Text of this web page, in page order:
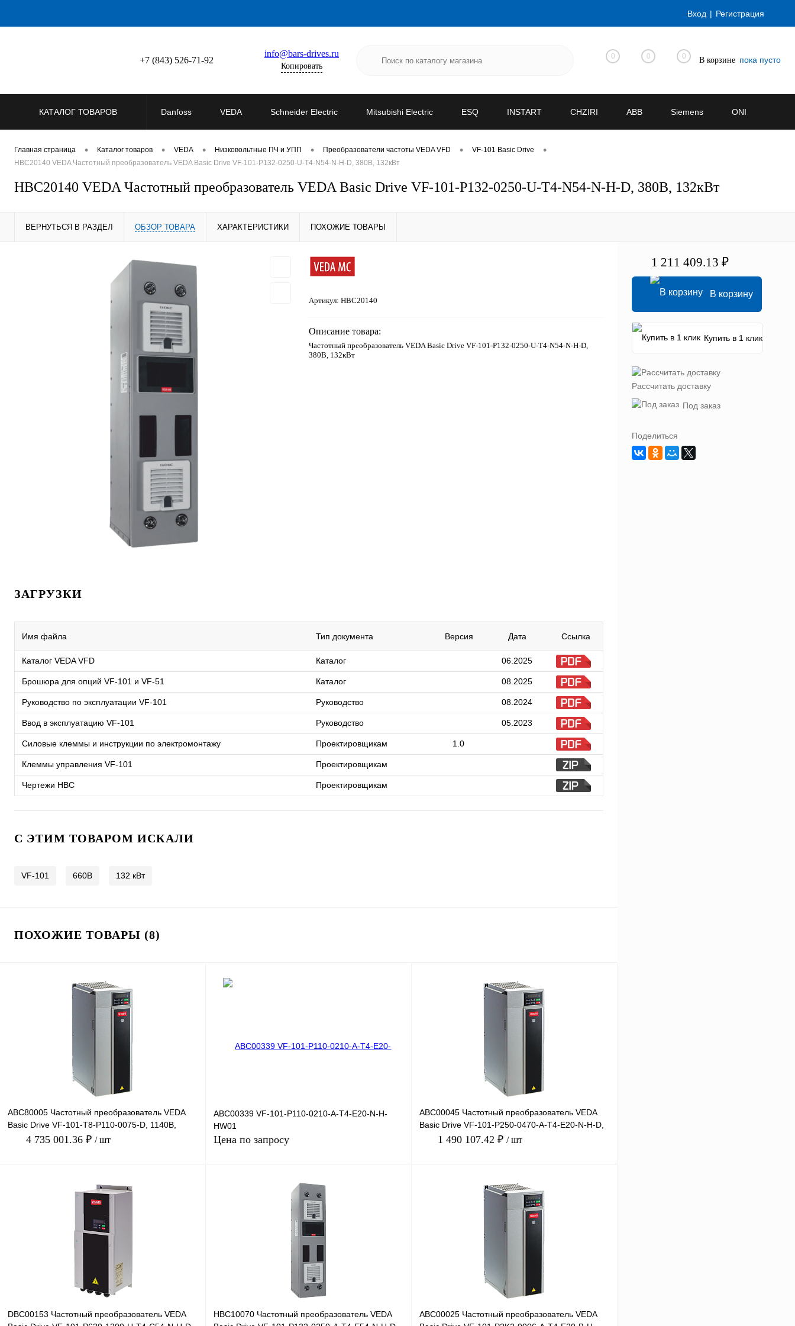
Вход Регистрация
+7 (843) 526-71-92
info@bars-drives.ru
Копировать
0 0 0 В корзине пока пусто
КАТАЛОГ ТОВАРОВ Danfoss VEDA Schneider Electric Mitsubishi Electric ESQ INSTART CHZIRI ABB Siemens ONI
Главная страница • Каталог товаров • VEDA • Низковольтные ПЧ и УПП • Преобразователи частоты VEDA VFD • VF-101 Basic Drive •
HBC20140 VEDA Частотный преобразователь VEDA Basic Drive VF-101-P132-0250-U-T4-N54-N-H-D, 380В, 132кВт
HBC20140 VEDA Частотный преобразователь VEDA Basic Drive VF-101-P132-0250-U-T4-N54-N-H-D, 380В, 132кВт
ВЕРНУТЬСЯ В РАЗДЕЛ ОБЗОР ТОВАРА ХАРАКТЕРИСТИКИ ПОХОЖИЕ ТОВАРЫ
Артикул: HBC20140
Описание товара:
Частотный преобразователь VEDA Basic Drive VF-101-P132-0250-U-T4-N54-N-H-D,
380В, 132кВт
ЗАГРУЗКИ
Имя файла Тип документа Версия Дата Ссылка
Каталог VEDA VFD Каталог 06.2025
Брошюра для опций VF-101 и VF-51 Каталог 08.2025
Руководство по эксплуатации VF-101 Руководство 08.2024
Ввод в эксплуатацию VF-101 Руководство 05.2023
Силовые клеммы и инструкции по электромонтажу Проектировщикам 1.0
Клеммы управления VF-101 Проектировщикам
Чертежи HBC Проектировщикам
C ЭТИМ ТОВАРОМ ИСКАЛИ
VF-101 660В 132 кВт
ПОХОЖИЕ ТОВАРЫ (8)
ABC80005 Частотный преобразователь VEDA
Basic Drive VF-101-T8-P110-0075-D, 1140В,
110кВт, 75А
4 735 001.36 ₽ / шт
В корзину
ABC00339 VF-101-P110-0210-A-T4-E20-N-H-
HW01
Цена по запросу
Запросить цену
Сравнение
ABC00045 Частотный преобразователь VEDA
Basic Drive VF-101-P250-0470-A-T4-E20-N-H-D,
380В, 250кВт, 4
1 490 107.42 ₽ / шт
В корзину
Сравнение
DBC00153 Частотный преобразователь VEDA
HBC10070 Частотный преобразователь VEDA
ABC00025 Частотный преобразователь VEDA
1 211 409.13 ₽
В корзину
Купить в 1 клик
Рассчитать доставку
Под заказ
Поделиться